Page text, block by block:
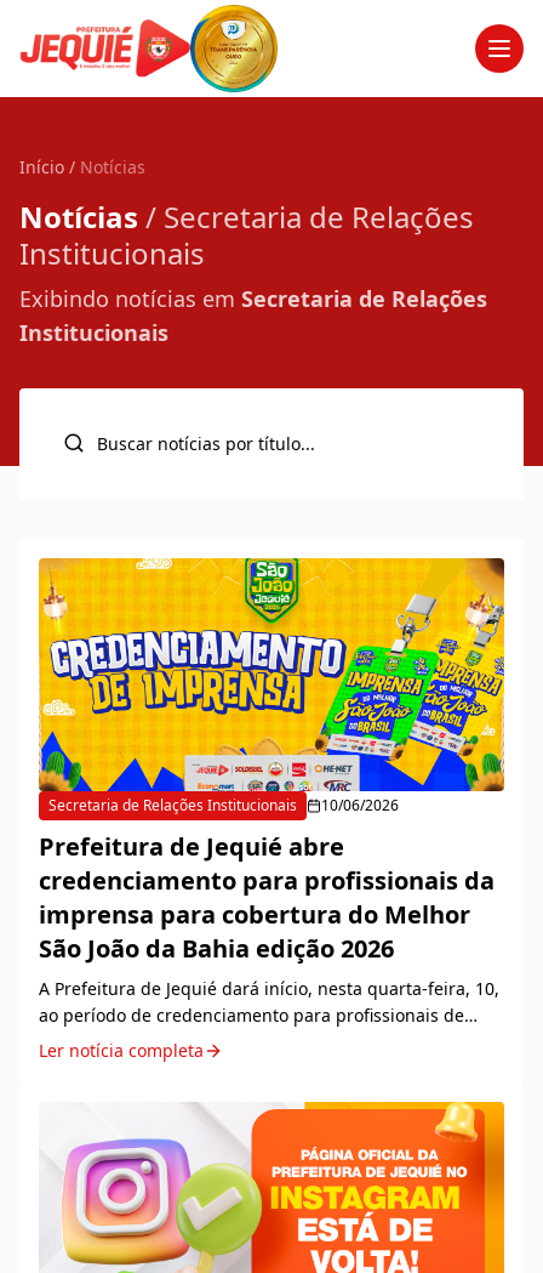
Início / Notícias
Notícias / Secretaria de Relações
Institucionais
Exibindo notícias em Secretaria de Relações
Institucionais
Secretaria de Relações Institucionais 10/06/2026
Prefeitura de Jequié abre
credenciamento para profissionais da
imprensa para cobertura do Melhor
São João da Bahia edição 2026
A Prefeitura de Jequié dará início, nesta quarta-feira, 10,
ao período de credenciamento para profissionais de
comunicação interessados em realizar a cobertura
jornalística do São João 2026. A medida...
Ler notícia completa